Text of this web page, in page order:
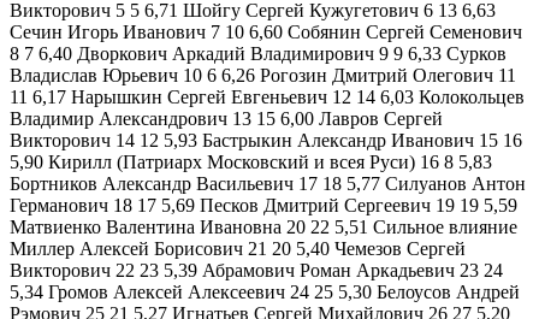
Викторович 5 5 6,71 Шойгу Сеpгей Кужугетович 6 13 6,63
Сечин Игорь Иванович 7 10 6,60 Собянин Сергей Семенович
8 7 6,40 Дворкович Аркадий Владимирович 9 9 6,33 Сурков
Владислав Юрьевич 10 6 6,26 Рогозин Дмитрий Олегович 11
11 6,17 Нарышкин Сергей Евгеньевич 12 14 6,03 Колокольцев
Владимир Александрович 13 15 6,00 Лавров Сергей
Викторович 14 12 5,93 Бастрыкин Александр Иванович 15 16
5,90 Кирилл (Патриарх Московский и всея Руси) 16 8 5,83
Бортников Александр Васильевич 17 18 5,77 Силуанов Антон
Германович 18 17 5,69 Песков Дмитрий Сергеевич 19 19 5,59
Матвиенко Валентина Ивановна 20 22 5,51 Сильное влияние
Миллер Алексей Борисович 21 20 5,40 Чемезов Сергей
Викторович 22 23 5,39 Абрамович Роман Аркадьевич 23 24
5,34 Громов Алексей Алексеевич 24 25 5,30 Белоусов Андрей
Рэмович 25 21 5,27 Игнатьев Сергей Михайлович 26 27 5,20